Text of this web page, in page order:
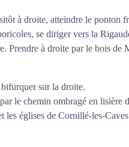
à droite, atteindre le ponton
se diriger vers la
Prendre à droite par le bois de
sur la droite.
le chemin ombragé en lisière
les églises de Cornillé-les-